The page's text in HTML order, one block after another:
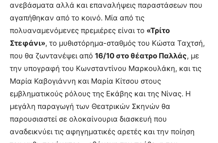
ανεβάσματα αλλά και επαναλήψεις παραστάσεων που
αγαπήθηκαν από το κοινό. Μία από τις
πολυαναμενόμενες πρεμιέρες είναι το «Τρίτο
Στεφάνι», το μυθιστόρημα-σταθμός του Κώστα Ταχτσή,
που θα ζωντανέψει από 16/10 στο θέατρο Παλλάς, με
την υπογραφή του Κωνσταντίνου Μαρκουλάκη, και τις
Μαρία Καβογιάννη και Μαρία Κίτσου στους
εμβληματικούς ρόλους της Εκάβης και της Νίνας. Η
μεγάλη παραγωγή των Θεατρικών Σκηνών θα
παρουσιαστεί σε ολοκαίνουρια διασκευή που
αναδεικνύει τις αφηγηματικές αρετές και την ποίηση